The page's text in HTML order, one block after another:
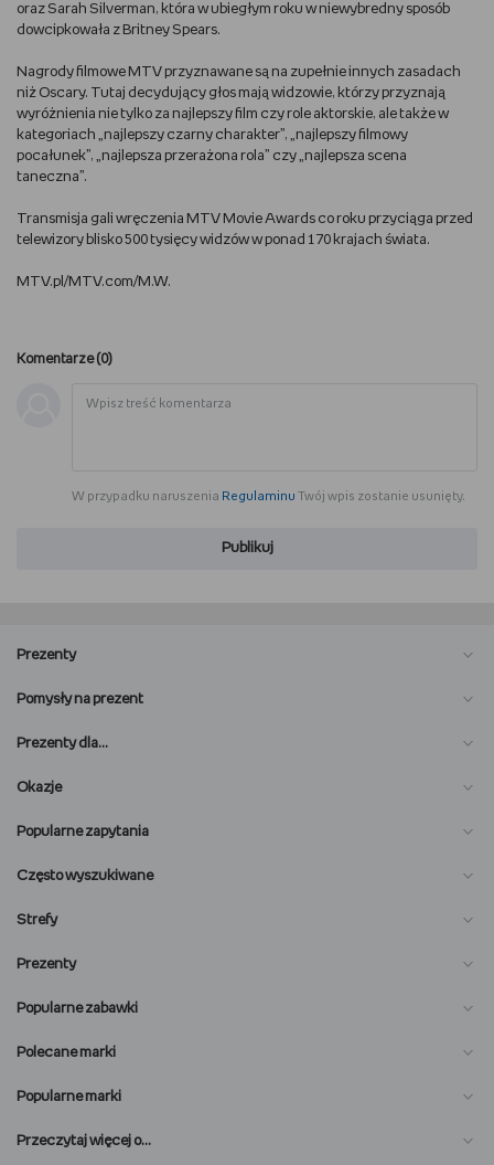
PORADNIKI
WYWIADY
POD PATRONATEM EMPIKU
oraz Sarah Silverman, która w ubiegłym roku w niewybredny sposób
dowcipkowała z Britney Spears.
Nagrody filmowe MTV przyznawane są na zupełnie innych zasadach
niż Oscary. Tutaj decydujący głos mają widzowie, którzy przyznają
wyróżnienia nie tylko za najlepszy film czy role aktorskie, ale także w
kategoriach „najlepszy czarny charakter”, „najlepszy filmowy
pocałunek”, „najlepsza przerażona rola” czy „najlepsza scena
taneczna”.
Transmisja gali wręczenia MTV Movie Awards co roku przyciąga przed
telewizory blisko 500 tysięcy widzów w ponad 170 krajach świata.
MTV.pl/MTV.com/M.W.
Komentarze (0)
W przypadku naruszenia Regulaminu Twój wpis zostanie usunięty.
Publikuj
Prezenty
Pomysły na prezent
Prezenty dla…
Okazje
Popularne zapytania
Często wyszukiwane
Strefy
Prezenty
Popularne zabawki
Polecane marki
Popularne marki
Przeczytaj więcej o…
O nas